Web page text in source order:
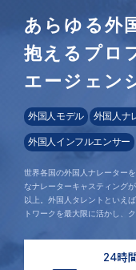
あらゆる外
抱えるプロ
エージェン
外国人モデル 外国人ナ
外国人インフルエンサー
世界各国の外国人ナレーター
なナレーターキャスティング
以上。外国人タレントといえ
トワークを最大限に活かし、